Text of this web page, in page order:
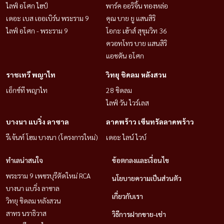
ไลฟ์ อโศก ไฮป์
เดอะ เบส เออเบิร์น พระราม 9
ไลฟ์ อโศก - พระราม 9
พาร์ค ออริจิ้น ทองหล่อ
คุณ บาย ยู แสนสิริ
โอกะ เฮ้าส์ สุขุมวิท 36
ควอทโทร บาย แสนสิริ
แอชตัน อโศก
ราชเทวี พญาไท
เอ็กซ์ที พญาไท
วิทยุ ชิดลม หลังสวน
28 ชิดลม
ไลฟ์ วัน ไวร์เลส
บางนา แบริ่ง ลาซาล
รีเจ้นท์ โฮม บางนา (โครงการใหม่)
ลาดพร้าว เซ็นทรัลลาดพร้าว
เดอะ ไลน์ ไวบ์
ทำเลน่าสนใจ
พระราม 9 เพชรบุรีตัดใหม่ RCA
บางนา แบริ่ง ลาซาล
วิทยุ ชิดลม หลังสวน
สาทร นราธิวาส
ข้อตกลงและเงื่อนไข
นโยบายความเป็นส่วนตัว
เกี่ยวกับเรา
วิธีการฝากขาย-เช่า